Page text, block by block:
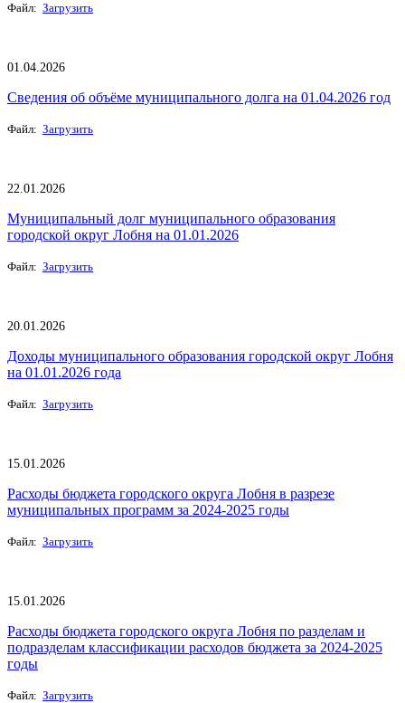
Файл: Загрузить
01.04.2026
Сведения об объёме муниципального долга на 01.04.2026 год
Файл: Загрузить
22.01.2026
Муниципальный долг муниципального образования
городской округ Лобня на 01.01.2026
Файл: Загрузить
20.01.2026
Доходы муниципального образования городской округ Лобня
на 01.01.2026 года
Файл: Загрузить
15.01.2026
Расходы бюджета городского округа Лобня в разрезе
муниципальных программ за 2024-2025 годы
Файл: Загрузить
15.01.2026
Расходы бюджета городского округа Лобня по разделам и
подразделам классификации расходов бюджета за 2024-2025
годы
Файл: Загрузить